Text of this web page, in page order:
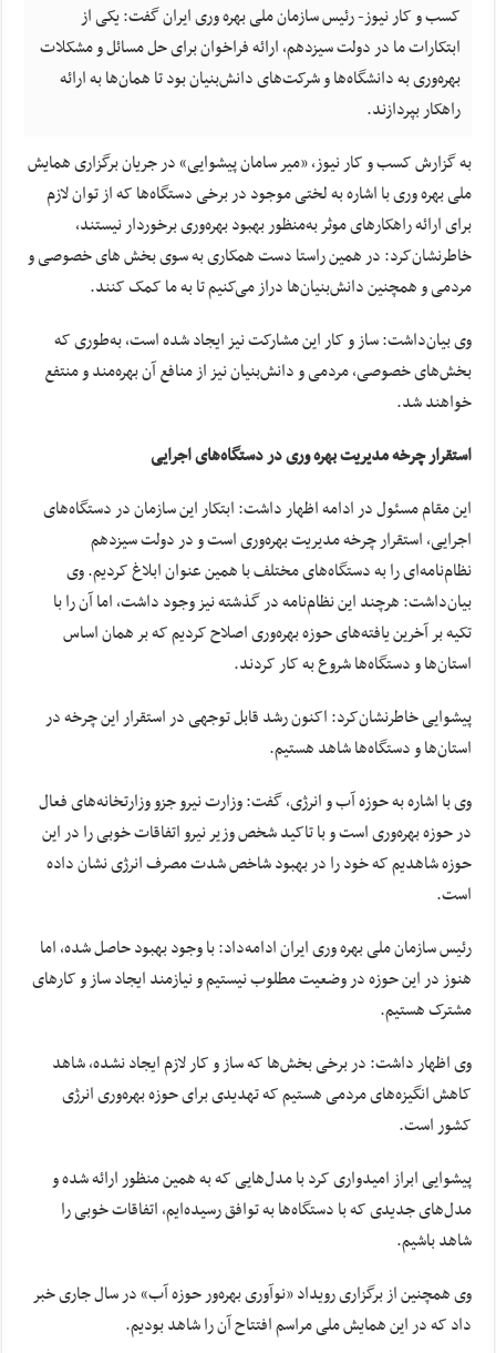
کسب و کار نیوز- رئیس سازمان ملی بهره وری ایران گفت: یکی از
ابتکارات ما در دولت سیزدهم، ارائه فراخوان برای حل مسائل و مشکلات
بهره‌وری به دانشگاه‌ها و شرکت‌های دانش‌بنیان بود تا همان‌ها به ارائه
راهکار بپردازند.
به گزارش کسب و کار نیوز، «میر سامان پیشوایی» در جریان برگزاری همایش
ملی بهره وری با اشاره به لختی موجود در برخی دستگاه‌ها که از توان لازم
برای ارائه راهکارهای موثر به‌منظور بهبود بهره‌وری برخوردار نیستند،
خاطرنشان‌کرد: در همین راستا دست همکاری به سوی بخش های خصوصی و
مردمی و همچنین دانش‌بنیان‌ها دراز می‌کنیم تا به ما کمک کنند.
وی بیان‌داشت:‌ ساز و کار این مشارکت نیز ایجاد شده است، به‌طوری که
بخش‌های خصوصی، مردمی و دانش‌بنیان نیز از منافع آن بهره‌مند و منتفع
خواهند شد.
استقرار چرخه مدیریت بهره ‌وری در دستگاه‌های اجرایی
این مقام مسئول در ادامه اظهار داشت: ابتکار این سازمان در دستگاه‌های
اجرایی، استقرار چرخه مدیریت بهره‌وری است و در دولت سیزدهم
نظام‌نامه‌ای را به دستگاه‌های مختلف با همین عنوان ابلاغ کردیم. وی
بیان‌داشت: هرچند این نظام‌نامه در گذشته نیز وجود داشت، اما آن را با
تکیه بر آخرین یافته‌های حوزه بهره‌وری اصلاح کردیم که بر همان اساس
استان‌ها و دستگاه‌ها شروع به کار کردند.
پیشوایی خاطرنشان‌کرد: اکنون رشد قابل توجهی در استقرار این چرخه در
استان‌ها و دستگاه‌ها شاهد هستیم.
وی با اشاره به حوزه آب و انرژی، گفت: وزارت نیرو جزو وزارتخانه‌های فعال
در حوزه بهره‌وری است و با تاکید شخص وزیر نیرو اتفاقات خوبی را در این
حوزه شاهدیم که خود را در بهبود شاخص شدت مصرف انرژی نشان داده
است.
رئیس سازمان ملی بهره وری ایران ادامه‌داد: با وجود بهبود حاصل شده، اما
هنوز در این حوزه در وضعیت مطلوب نیستیم و نیازمند ایجاد ساز و کارهای
مشترک هستیم.
وی اظهار داشت: در برخی بخش‌ها که ساز و کار لازم ایجاد نشده، شاهد
کاهش انگیزه‌های مردمی هستیم که تهدیدی برای حوزه بهره‌وری انرژی
کشور است.
پیشوایی ابراز امیدواری کرد با مدل‌هایی که به همین منظور ارائه شده و
مدل‌های جدیدی که با دستگاه‌ها به توافق رسیده‌ایم، اتفاقات خوبی را
شاهد باشیم.
وی همچنین از برگزاری رویداد «نوآوری بهره‌ور حوزه آب» در سال جاری خبر
داد که در این همایش ملی مراسم افتتاح آن را شاهد بودیم.